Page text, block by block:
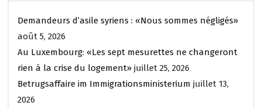
Demandeurs d’asile syriens : «Nous sommes négligés»
août 5, 2026
Au Luxembourg: «Les sept mesurettes ne changeront
rien à la crise du logement» juillet 25, 2026
Betrugsaffaire im Immigrationsministerium juillet 13,
2026